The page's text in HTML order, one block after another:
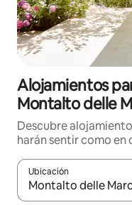
Alojamientos
Montalto delle
Descubre
harán sentir como en
Ubicación
Cuando los